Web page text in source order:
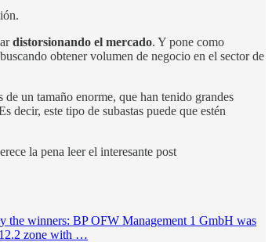
distorsionando el mercado. Y pone como
obtener volumen de negocio en el sector de
un tamaño enorme, que han tenido grandes
decir, este tipo de subastas puede que estén
la pena leer el interesante post
the winners: BP OFW Management 1 GmbH was
zone with …